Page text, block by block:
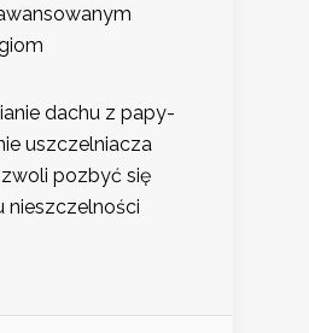
dachu z papy-
uszczelniacza
pozbyć się
nieszczelności